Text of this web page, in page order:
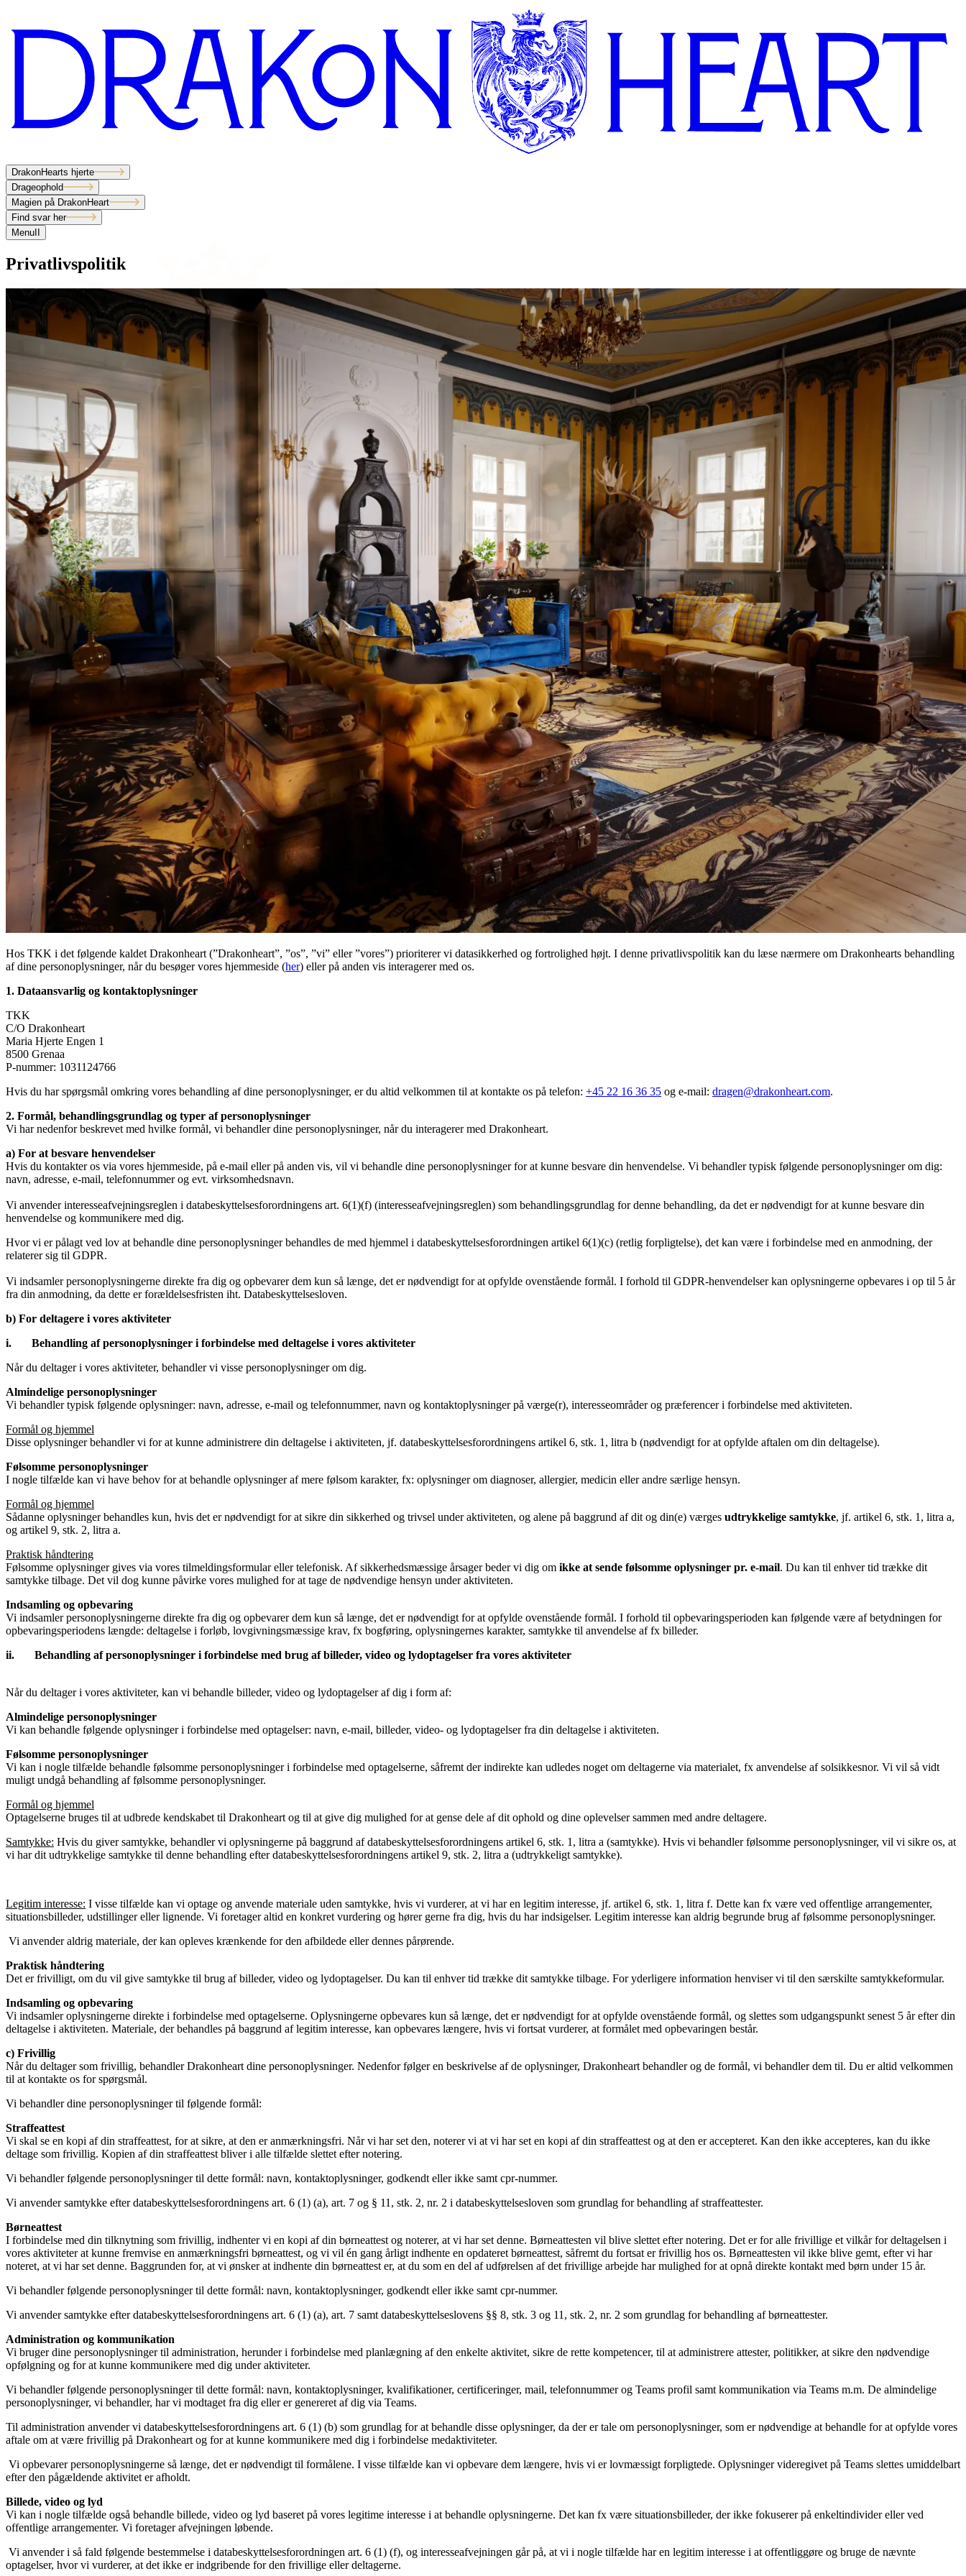
DrakonHearts hjerte
Drageophold
Magien på DrakonHeart
Find svar her
Menu
Drageophold
Find svar her
Privatlivspolitik
Hos TKK i det følgende kaldet Drakonheart (”Drakonheart”, ”os”, ”vi” eller ”vores”) prioriterer vi datasikkerhed og fortrolighed højt. I denne privatlivspolitik kan du læse nærmere om Drakonhearts behandling
af dine personoplysninger, når du besøger vores hjemmeside (her) eller på anden vis interagerer med os.
1. Dataansvarlig og kontaktoplysninger
TKK
C/O Drakonheart
Maria Hjerte Engen 1
8500 Grenaa
P-nummer: 1031124766
Hvis du har spørgsmål omkring vores behandling af dine personoplysninger, er du altid velkommen til at kontakte os på telefon: +45 22 16 36 35 og e-mail: dragen@drakonheart.com.
2. Formål, behandlingsgrundlag og typer af personoplysninger
Vi har nedenfor beskrevet med hvilke formål, vi behandler dine personoplysninger, når du interagerer med Drakonheart.
a) For at besvare henvendelser
Hvis du kontakter os via vores hjemmeside, på e-mail eller på anden vis, vil vi behandle dine personoplysninger for at kunne besvare din henvendelse. Vi behandler typisk følgende personoplysninger om dig:
navn, adresse, e-mail, telefonnummer og evt. virksomhedsnavn.
Vi anvender interesseafvejningsreglen i databeskyttelsesforordningens art. 6(1)(f) (interesseafvejningsreglen) som behandlingsgrundlag for denne behandling, da det er nødvendigt for at kunne besvare din
henvendelse og kommunikere med dig.
Hvor vi er pålagt ved lov at behandle dine personoplysninger behandles de med hjemmel i databeskyttelsesforordningen artikel 6(1)(c) (retlig forpligtelse), det kan være i forbindelse med en anmodning, der
relaterer sig til GDPR.
Vi indsamler personoplysningerne direkte fra dig og opbevarer dem kun så længe, det er nødvendigt for at opfylde ovenstående formål. I forhold til GDPR-henvendelser kan oplysningerne opbevares i op til 5 år
fra din anmodning, da dette er forældelsesfristen iht. Databeskyttelsesloven.
b) For deltagere i vores aktiviteter
i. Behandling af personoplysninger i forbindelse med deltagelse i vores aktiviteter
Når du deltager i vores aktiviteter, behandler vi visse personoplysninger om dig.
Almindelige personoplysninger
Vi behandler typisk følgende oplysninger: navn, adresse, e-mail og telefonnummer, navn og kontaktoplysninger på værge(r), interesseområder og præferencer i forbindelse med aktiviteten.
Formål og hjemmel
Disse oplysninger behandler vi for at kunne administrere din deltagelse i aktiviteten, jf. databeskyttelsesforordningens artikel 6, stk. 1, litra b (nødvendigt for at opfylde aftalen om din deltagelse).
Følsomme personoplysninger
I nogle tilfælde kan vi have behov for at behandle oplysninger af mere følsom karakter, fx: oplysninger om diagnoser, allergier, medicin eller andre særlige hensyn.
Formål og hjemmel
Sådanne oplysninger behandles kun, hvis det er nødvendigt for at sikre din sikkerhed og trivsel under aktiviteten, og alene på baggrund af dit og din(e) værges udtrykkelige samtykke, jf. artikel 6, stk. 1, litra a,
og artikel 9, stk. 2, litra a.
Praktisk håndtering
Følsomme oplysninger gives via vores tilmeldingsformular eller telefonisk. Af sikkerhedsmæssige årsager beder vi dig om ikke at sende følsomme oplysninger pr. e-mail. Du kan til enhver tid trække dit
samtykke tilbage. Det vil dog kunne påvirke vores mulighed for at tage de nødvendige hensyn under aktiviteten.
Indsamling og opbevaring
Vi indsamler personoplysningerne direkte fra dig og opbevarer dem kun så længe, det er nødvendigt for at opfylde ovenstående formål. I forhold til opbevaringsperioden kan følgende være af betydningen for
opbevaringsperiodens længde: deltagelse i forløb, lovgivningsmæssige krav, fx bogføring, oplysningernes karakter, samtykke til anvendelse af fx billeder.
ii. Behandling af personoplysninger i forbindelse med brug af billeder, video og lydoptagelser fra vores aktiviteter
Når du deltager i vores aktiviteter, kan vi behandle billeder, video og lydoptagelser af dig i form af:
Almindelige personoplysninger
Vi kan behandle følgende oplysninger i forbindelse med optagelser: navn, e-mail, billeder, video- og lydoptagelser fra din deltagelse i aktiviteten.
Følsomme personoplysninger
Vi kan i nogle tilfælde behandle følsomme personoplysninger i forbindelse med optagelserne, såfremt der indirekte kan udledes noget om deltagerne via materialet, fx anvendelse af solsikkesnor. Vi vil så vidt
muligt undgå behandling af følsomme personoplysninger.
Formål og hjemmel
Optagelserne bruges til at udbrede kendskabet til Drakonheart og til at give dig mulighed for at gense dele af dit ophold og dine oplevelser sammen med andre deltagere.
Samtykke: Hvis du giver samtykke, behandler vi oplysningerne på baggrund af databeskyttelsesforordningens artikel 6, stk. 1, litra a (samtykke). Hvis vi behandler følsomme personoplysninger, vil vi sikre os, at
vi har dit udtrykkelige samtykke til denne behandling efter databeskyttelsesforordningens artikel 9, stk. 2, litra a (udtrykkeligt samtykke).
Legitim interesse: I visse tilfælde kan vi optage og anvende materiale uden samtykke, hvis vi vurderer, at vi har en legitim interesse, jf. artikel 6, stk. 1, litra f. Dette kan fx være ved offentlige arrangementer,
situationsbilleder, udstillinger eller lignende. Vi foretager altid en konkret vurdering og hører gerne fra dig, hvis du har indsigelser. Legitim interesse kan aldrig begrunde brug af følsomme personoplysninger.
Vi anvender aldrig materiale, der kan opleves krænkende for den afbildede eller dennes pårørende.
Praktisk håndtering
Det er frivilligt, om du vil give samtykke til brug af billeder, video og lydoptagelser. Du kan til enhver tid trække dit samtykke tilbage. For yderligere information henviser vi til den særskilte samtykkeformular.
Indsamling og opbevaring
Vi indsamler oplysningerne direkte i forbindelse med optagelserne. Oplysningerne opbevares kun så længe, det er nødvendigt for at opfylde ovenstående formål, og slettes som udgangspunkt senest 5 år efter din
deltagelse i aktiviteten. Materiale, der behandles på baggrund af legitim interesse, kan opbevares længere, hvis vi fortsat vurderer, at formålet med opbevaringen består.
c) Frivillig
Når du deltager som frivillig, behandler Drakonheart dine personoplysninger. Nedenfor følger en beskrivelse af de oplysninger, Drakonheart behandler og de formål, vi behandler dem til. Du er altid velkommen
til at kontakte os for spørgsmål.
Vi behandler dine personoplysninger til følgende formål:
Straffeattest
Vi skal se en kopi af din straffeattest, for at sikre, at den er anmærkningsfri. Når vi har set den, noterer vi at vi har set en kopi af din straffeattest og at den er accepteret. Kan den ikke accepteres, kan du ikke
deltage som frivillig. Kopien af din straffeattest bliver i alle tilfælde slettet efter notering.
Vi behandler følgende personoplysninger til dette formål: navn, kontaktoplysninger, godkendt eller ikke samt cpr-nummer.
Vi anvender samtykke efter databeskyttelsesforordningens art. 6 (1) (a), art. 7 og § 11, stk. 2, nr. 2 i databeskyttelsesloven som grundlag for behandling af straffeattester.
Børneattest
I forbindelse med din tilknytning som frivillig, indhenter vi en kopi af din børneattest og noterer, at vi har set denne. Børneattesten vil blive slettet efter notering. Det er for alle frivillige et vilkår for deltagelsen i
vores aktiviteter at kunne fremvise en anmærkningsfri børneattest, og vi vil én gang årligt indhente en opdateret børneattest, såfremt du fortsat er frivillig hos os. Børneattesten vil ikke blive gemt, efter vi har
noteret, at vi har set denne. Baggrunden for, at vi ønsker at indhente din børneattest er, at du som en del af udførelsen af det frivillige arbejde har mulighed for at opnå direkte kontakt med børn under 15 år.
Vi behandler følgende personoplysninger til dette formål: navn, kontaktoplysninger, godkendt eller ikke samt cpr-nummer.
Vi anvender samtykke efter databeskyttelsesforordningens art. 6 (1) (a), art. 7 samt databeskyttelseslovens §§ 8, stk. 3 og 11, stk. 2, nr. 2 som grundlag for behandling af børneattester.
Administration og kommunikation
Vi bruger dine personoplysninger til administration, herunder i forbindelse med planlægning af den enkelte aktivitet, sikre de rette kompetencer, til at administrere attester, politikker, at sikre den nødvendige
opfølgning og for at kunne kommunikere med dig under aktiviteter.
Vi behandler følgende personoplysninger til dette formål: navn, kontaktoplysninger, kvalifikationer, certificeringer, mail, telefonnummer og Teams profil samt kommunikation via Teams m.m. De almindelige
personoplysninger, vi behandler, har vi modtaget fra dig eller er genereret af dig via Teams.
Til administration anvender vi databeskyttelsesforordningens art. 6 (1) (b) som grundlag for at behandle disse oplysninger, da der er tale om personoplysninger, som er nødvendige at behandle for at opfylde vores
aftale om at være frivillig på Drakonheart og for at kunne kommunikere med dig i forbindelse medaktiviteter.
Vi opbevarer personoplysningerne så længe, det er nødvendigt til formålene. I visse tilfælde kan vi opbevare dem længere, hvis vi er lovmæssigt forpligtede. Oplysninger videregivet på Teams slettes umiddelbart
efter den pågældende aktivitet er afholdt.
Billede, video og lyd
Vi kan i nogle tilfælde også behandle billede, video og lyd baseret på vores legitime interesse i at behandle oplysningerne. Det kan fx være situationsbilleder, der ikke fokuserer på enkeltindivider eller ved
offentlige arrangementer. Vi foretager afvejningen løbende.
Vi anvender i så fald følgende bestemmelse i databeskyttelsesforordningen art. 6 (1) (f), og interesseafvejningen går på, at vi i nogle tilfælde har en legitim interesse i at offentliggøre og bruge de nævnte
optagelser, hvor vi vurderer, at det ikke er indgribende for den frivillige eller deltagerne.